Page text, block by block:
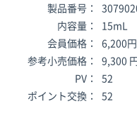
製品番号：
内容量：
15mL
会員価格：
6,200円
参考小売価格：
9,300
PV：
52
ポイント交換：
52